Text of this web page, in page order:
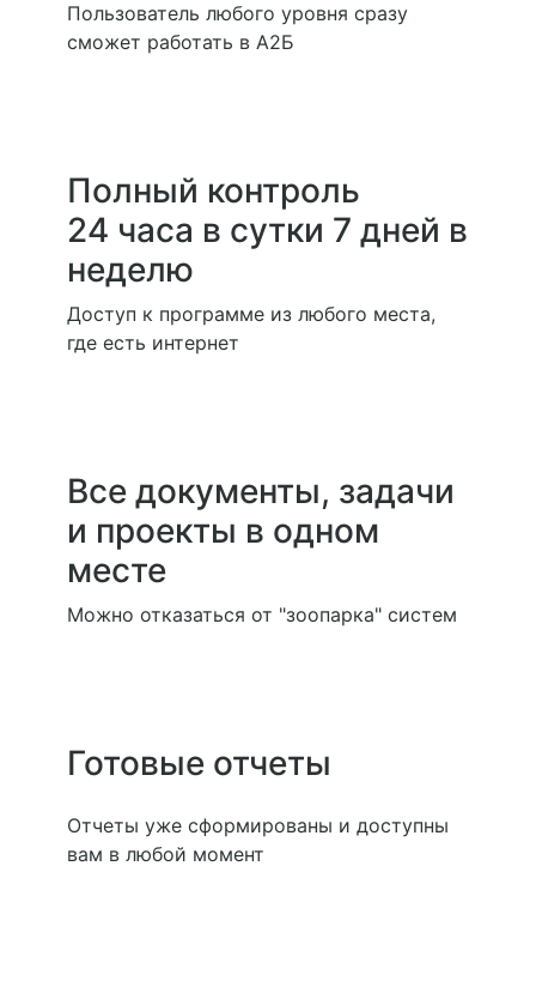
Пользователь любого уровня сразу
сможет работать в А2Б
Полный контроль
24 часа в сутки 7 дней в
неделю
Доступ к программе из любого места,
где есть интернет
Все документы, задачи
и проекты в одном
месте
Можно отказаться от "зоопарка" систем
Готовые отчеты
Отчеты уже сформированы и доступны
вам в любой момент